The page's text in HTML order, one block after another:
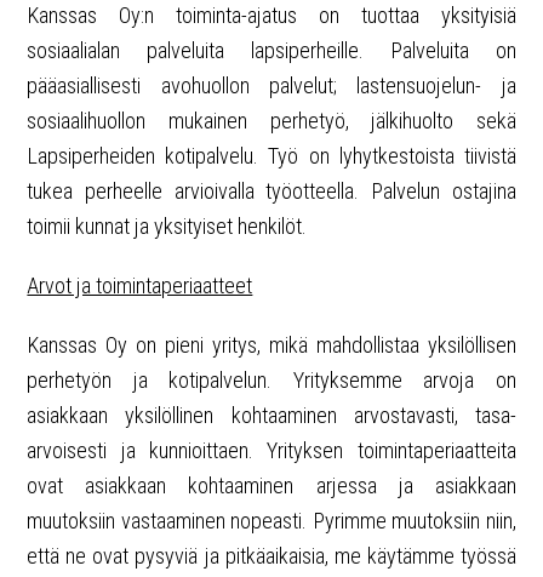
Kanssas Oy:n toiminta-ajatus on tuottaa yksityisiä
sosiaalialan palveluita lapsiperheille. Palveluita on
pääasiallisesti avohuollon palvelut; lastensuojelun- ja
sosiaalihuollon mukainen perhetyö, jälkihuolto sekä
Lapsiperheiden kotipalvelu. Työ on lyhytkestoista tiivistä
tukea perheelle arvioivalla työotteella. Palvelun ostajina
toimii kunnat ja yksityiset henkilöt.
Arvot ja toimintaperiaatteet
Kanssas Oy on pieni yritys, mikä mahdollistaa yksilöllisen
perhetyön ja kotipalvelun. Yrityksemme arvoja on
asiakkaan yksilöllinen kohtaaminen arvostavasti, tasa-
arvoisesti ja kunnioittaen. Yrityksen toimintaperiaatteita
ovat asiakkaan kohtaaminen arjessa ja asiakkaan
muutoksiin vastaaminen nopeasti. Pyrimme muutoksiin niin,
että ne ovat pysyviä ja pitkäaikaisia, me käytämme työssä